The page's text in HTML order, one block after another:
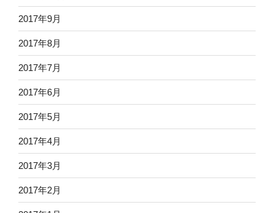
2017年9月
2017年8月
2017年7月
2017年6月
2017年5月
2017年4月
2017年3月
2017年2月